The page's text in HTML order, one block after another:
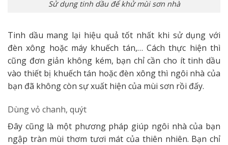
Sử dụng tinh dầu để khử mùi sơn nhà
Tinh dầu mang lại hiệu quả tốt nhất khi sử dụng với
đèn xông hoặc máy khuếch tán,… Cách thực hiện thì
cũng đơn giản không kém, bạn chỉ cần cho ít tinh dầu
vào thiết bị khuếch tán hoặc đèn xông thì ngôi nhà của
bạn đã không còn sự xuất hiện của mùi sơn rồi đấy.
Dùng vỏ chanh, quýt
Đây cũng là một phương pháp giúp ngôi nhà của bạn
ngập tràn mùi thơm tươi mát của thiên nhiên. Bạn chỉ